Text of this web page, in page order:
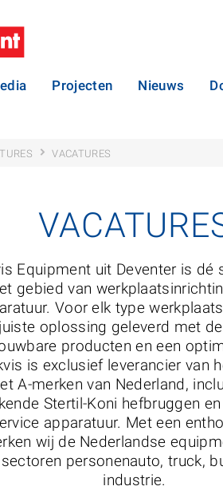
Projecten Nieuws
VACATURES
Equipment uit Deventer is dé
gebied van
Voor elk type
juiste oplossing geleverd met
producten en een
is exclusief leverancier van
A-merken van Nederland,
Stertil-Koni hefbruggen
apparatuur. Met een
wij de Nederlandse
personenauto, truck,
industrie.